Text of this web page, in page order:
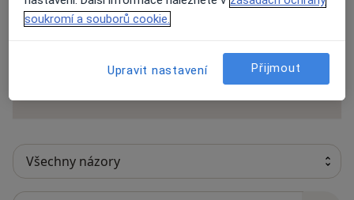
Recenze pacientů jsou pro nás důležité.
Specialisté nemají možnost zaplatit za
odstranění nebo změnu recenze pacienta.
Další informace o názorech
soukromí a souborů cookie.
Upravit nastavení Přijmout